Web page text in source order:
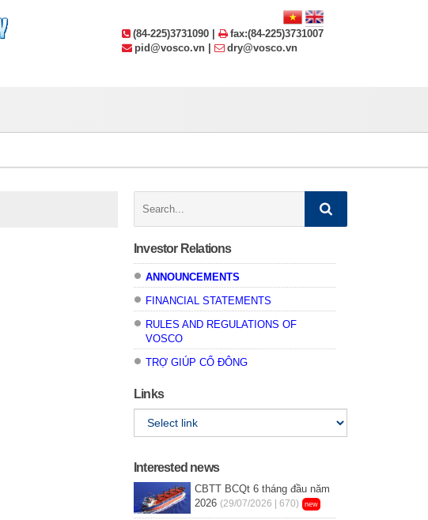
(84-225)3731090 |
fax:(84-225)3731007
pid@vosco.vn |
dry@vosco.vn
Investor Relations
ANNOUNCEMENTS
FINANCIAL STATEMENTS
RULES AND REGULATIONS OF
VOSCO
TRỢ GIÚP CỔ ĐÔNG
Links
Interested news
CBTT BCQt 6 tháng đầu năm
2026 (29/07/2026 | 670) new